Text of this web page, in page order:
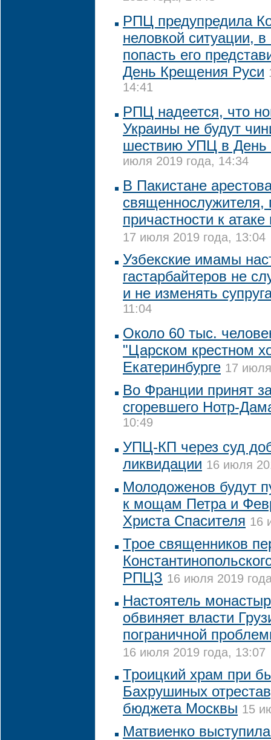
РПЦ предупредила
неловкой ситуации,
попасть его
День Крещения Руси
14:41
РПЦ надеется, что
Украины не будут
шествию УПЦ в День
июля 2019 года, 14:34
В Пакистане
священнослужителя,
причастности к
17 июля 2019 года, 13:04
Узбекские имамы
гастарбайтеров не
и не изменять
11:04
Около 60 тыс.
"Царском крестном
Екатеринбурге 17
Во Франции принят
сгоревшего Нотр-
10:49
УПЦ-КП через суд
ликвидации 16 июля
Молодоженов будут
к мощам Петра и
Христа Спасителя 16
Трое священников
РПЦЗ 16 июля 2019
Настоятель
обвиняет власти
пограничной
16 июля 2019 года, 13:07
Троицкий храм при
Бахрушиных
бюджета Москвы 15
Матвиенко